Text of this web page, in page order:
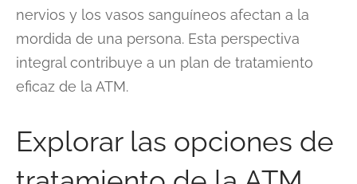
nervios y los vasos sanguíneos afectan a la
mordida de una persona. Esta perspectiva
integral contribuye a un plan de tratamiento
eficaz de la ATM.
Explorar las opciones de